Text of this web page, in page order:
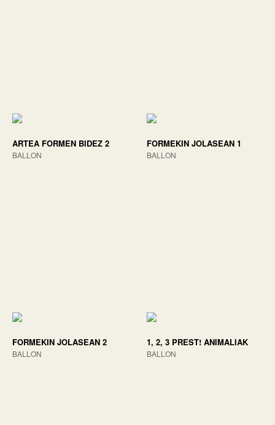
ARTEA FORMEN BIDEZ 2
BALLON
FORMEKIN JOLASEAN 1
BALLON
FORMEKIN JOLASEAN 2
BALLON
1, 2, 3 PREST! ANIMALIAK
BALLON